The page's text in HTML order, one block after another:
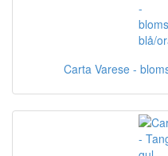
Carta Varese -